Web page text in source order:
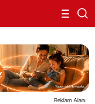
Reklam Alanı